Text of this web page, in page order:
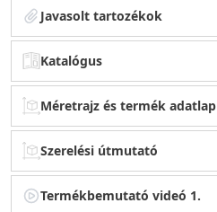
Javasolt tartozékok
Katalógus
Méretrajz és termék adatlap
Szerelési útmutató
Termékbemutató videó 1.